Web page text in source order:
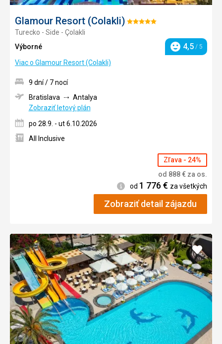
Glamour Resort (Colakli) Hodnotenie:
Turecko - Side - Çolakli
Výborné
Hodnotenie
4,5 / 5
Viac o Glamour Resort (Colakli)
9 dní / 7 nocí
Bratislava
Antalya
Zobraziť letový plán
po 28.9. - ut 6.10.2026
All Inclusive
Zľava - 24%
od 888€ za os.
Informácie
od 1 776€ za všetkých
Zobraziť detail zájazdu
Pridať
do